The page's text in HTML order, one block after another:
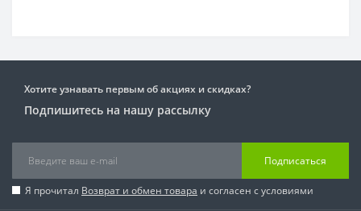
Хотите узнавать первым об акциях и скидках?
Подпишитесь на нашу рассылку
Подписаться
Я прочитал Возврат и обмен товара и согласен с условиями